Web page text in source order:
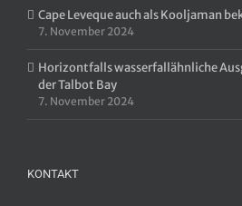
Cape Leveque auch als Kooljaman
7. November 2024
Horizontfalls wasserfallähnliche
der Talbot Bay
7. November 2024
KONTAKT